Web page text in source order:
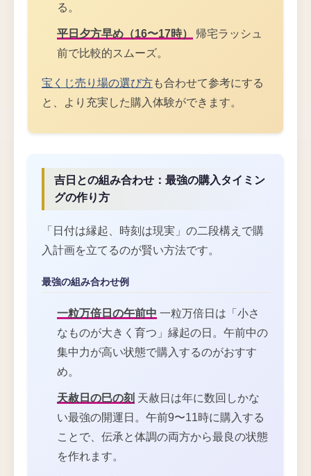
る。
平日夕方早め（16〜17時）
帰宅ラッシュ
前で比較的スムーズ。
宝くじ売り場の選び方も合わせて参考にする
と、より充実した購入体験ができます。
吉日との組み合わせ：最強の購入タイミン
グの作り方
「日付は縁起、時刻は現実」の二段構えで購
入計画を立てるのが賢い方法です。
最強の組み合わせ例
一粒万倍日の午前中 一粒万倍日は「小さ
なものが大きく育つ」縁起の日。午前中の
集中力が高い状態で購入するのがおすす
め。
天赦日の巳の刻 天赦日は年に数回しかな
い最強の開運日。午前9〜11時に購入する
ことで、伝承と体調の両方から最良の状態
を作れます。